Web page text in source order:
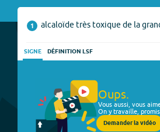
1 alcaloïde très toxique de la
SIGNE DÉFINITION LSF
Oups.
Vous aussi, vous
On y travaille, promis.
Demander la vidéo